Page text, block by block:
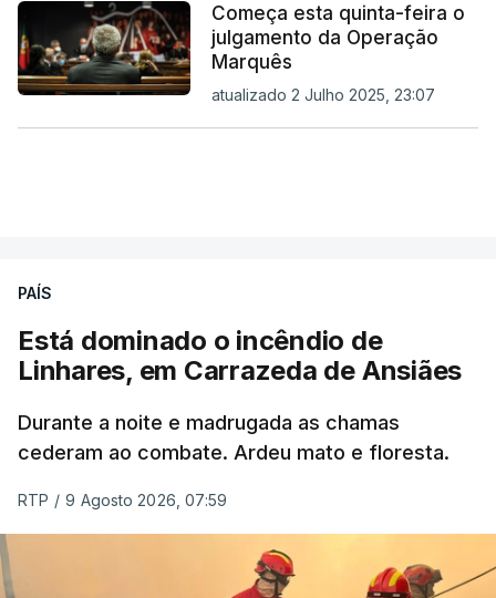
Começa esta quinta-feira o
julgamento da Operação
Marquês
atualizado 2 Julho 2025, 23:07
PAÍS
Está dominado o incêndio de
Linhares, em Carrazeda de Ansiães
Durante a noite e madrugada as chamas
cederam ao combate. Ardeu mato e floresta.
RTP / 9 Agosto 2026, 07:59